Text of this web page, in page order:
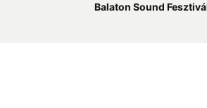
Balaton Sound